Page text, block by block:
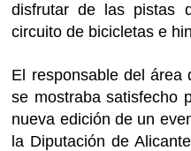
disfrutar de las pistas
circuito de bicicletas e
El responsable del área
se mostraba satisfecho
nueva edición de un
la Diputación de